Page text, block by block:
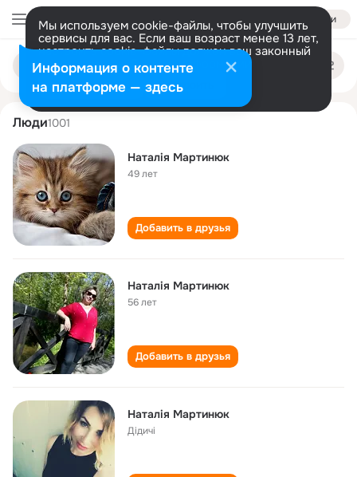
Войти
Мы используем cookie-файлы, чтобы улучшить
сервисы для вас. Если ваш возраст менее 13 лет,
настроить cookie-файлы должен ваш законный
представитель. Больше информации
Разрешить все Настроить
Поиск
людям
natalіya martinyuk
Люди1001
Наталія Мартинюк
49 лет
Добавить в друзья
Наталія Мартинюк
56 лет
Добавить в друзья
Наталія Мартинюк
Дідичі
Информация о контенте
на платформе — здесь